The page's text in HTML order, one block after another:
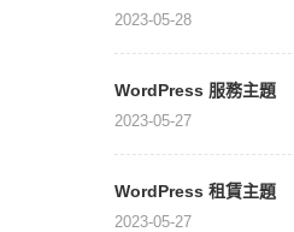
2023-05-28
WordPress 服務主題
2023-05-27
WordPress 租賃主題
2023-05-27